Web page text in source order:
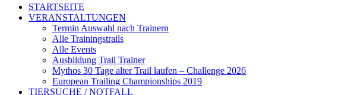
STARTSEITE
VERANSTALTUNGEN
Termin Auswahl nach Trainern
Alle Trainingstrails
Alle Events
Ausbildung Trail Trainer
Mythos 30 Tage alter Trail laufen – Challenge 2026
European Trailing Championships 2019
TIERSUCHE / NOTFALL